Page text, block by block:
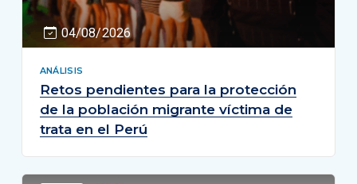
04/08/2026
ANÁLISIS
Retos pendientes para la protección
de la población migrante víctima de
trata en el Perú